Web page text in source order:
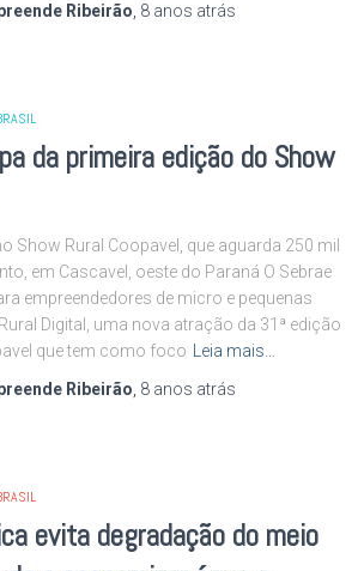
Ribeirão 8 anos atrás
da primeira edição do Show
Show Rural Coopavel, que aguarda 250 mil
em Cascavel, oeste do Paraná O Sebrae
empreendedores de micro e pequenas
Digital, uma nova atração da 31ª edição
que tem como foco
Leia mais…
Ribeirão 8 anos atrás
evita degradação do meio